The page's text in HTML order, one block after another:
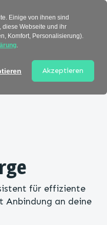
für effiziente
Anbindung an deine
Einige von ihnen sind
Webseite und ihr
Komfort, Personalisierung).
.
Akzeptieren